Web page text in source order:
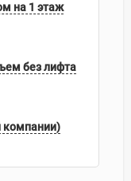
на 1 этаж
без лифта
компании)